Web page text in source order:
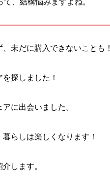
、結構悩みますよね。
未だに購入できないことも！
探しました！
に出会いました。
らしは楽しくなります！
します。